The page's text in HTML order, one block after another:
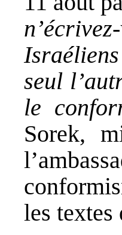
seul
le
Sorek,
les